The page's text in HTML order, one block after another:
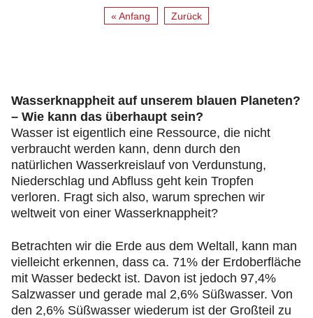
« Anfang Zurück
Wasserknappheit auf unserem blauen Planeten?
– Wie kann das überhaupt sein?
Wasser ist eigentlich eine Ressource, die nicht
verbraucht werden kann, denn durch den
natürlichen Wasserkreislauf von Verdunstung,
Niederschlag und Abfluss geht kein Tropfen
verloren. Fragt sich also, warum sprechen wir
weltweit von einer Wasserknappheit?
Betrachten wir die Erde aus dem Weltall, kann man
vielleicht erkennen, dass ca. 71% der Erdoberfläche
mit Wasser bedeckt ist. Davon ist jedoch 97,4%
Salzwasser und gerade mal 2,6% Süßwasser. Von
den 2,6% Süßwasser wiederum ist der Großteil zu